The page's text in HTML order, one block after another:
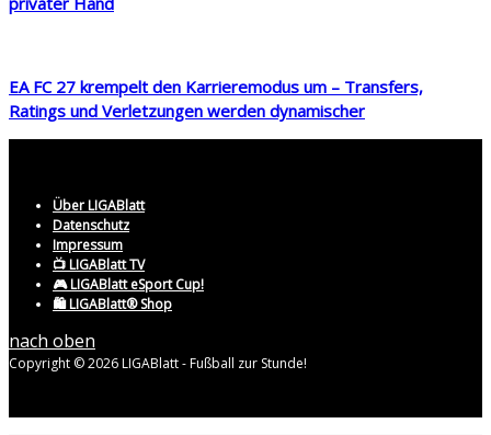
EA FC 27 krempelt den Karrieremodus um – Transfers,
Ratings und Verletzungen werden dynamischer
Über LIGABlatt
Datenschutz
Impressum
📺 LIGABlatt TV
🎮 LIGABlatt eSport Cup!
🛍️ LIGABlatt® Shop
nach oben
Copyright © 2026 LIGABlatt - Fußball zur Stunde!